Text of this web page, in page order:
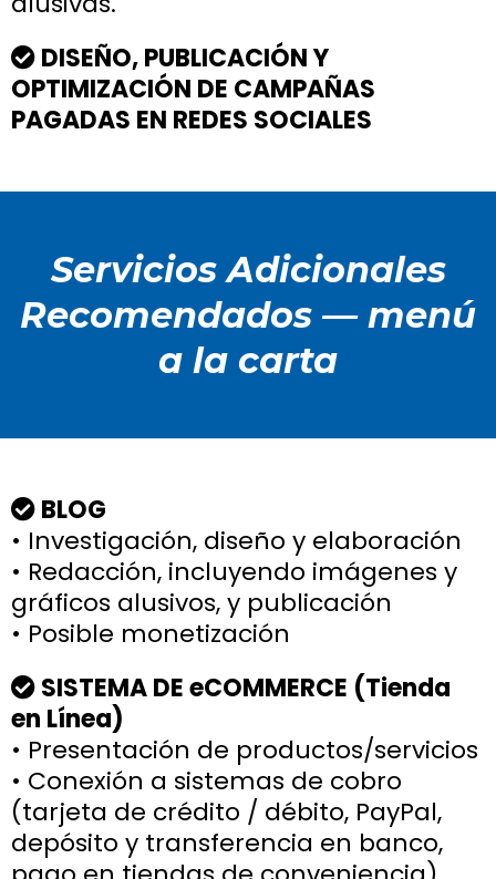
DISEÑO, PUBLICACIÓN Y
OPTIMIZACIÓN DE CAMPAÑAS
PAGADAS EN REDES SOCIALES
Servicios Adicionales
Recomendados — menú
a la carta
BLOG
• Investigación, diseño y elaboración
• Redacción, incluyendo imágenes y
gráficos alusivos, y publicación
• Posible monetización
SISTEMA DE eCOMMERCE (Tienda
en Línea)
• Presentación de productos/servicios
• Conexión a sistemas de cobro
(tarjeta de crédito / débito, PayPal,
depósito y transferencia en banco,